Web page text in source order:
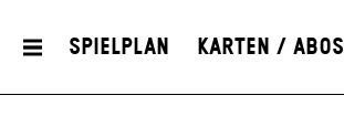
Spielplan Karten / Abos